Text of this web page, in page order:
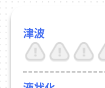
津波